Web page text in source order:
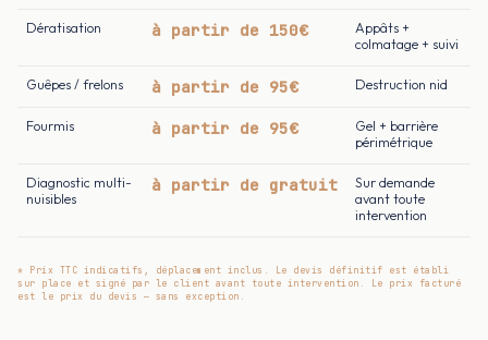
Dératisation à partir de 150€
Appâts +
colmatage + suivi
Guêpes / frelons à partir de 95€ Destruction nid
Fourmis à partir de 95€
Gel + barrière
périmétrique
Diagnostic multi-
nuisibles
à partir de gratuit
Sur demande
avant toute
intervention
* Prix TTC indicatifs, déplacement inclus. Le devis définitif est établi
sur place et signé par le client avant toute intervention. Le prix facturé
est le prix du devis — sans exception.